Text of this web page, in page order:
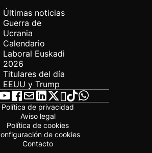
Últimas noticias
Guerra de
Ucrania
Calendario
Laboral Euskadi
2026
Titulares del día
EEUU y Trump
Política de privacidad
Aviso legal
Política de cookies
de cookies
Contacto